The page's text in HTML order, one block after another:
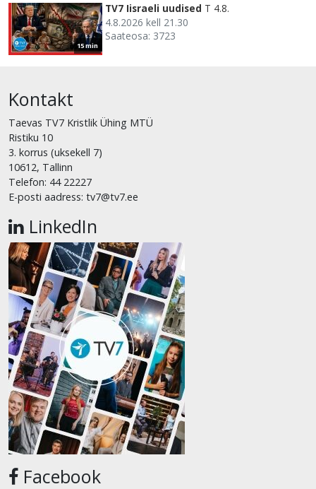
15 min
TV7 Iisraeli uudised T 4.8.
4.8.2026 kell 21.30
Saateosa: 3723
Kontakt
Taevas TV7 Kristlik Ühing MTÜ
Ristiku 10
3. korrus (uksekell 7)
10612, Tallinn
Telefon: 44 22227
E-posti aadress: tv7@tv7.ee
LinkedIn
Facebook